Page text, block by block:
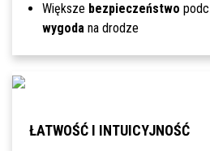
Większe bezpieczeństwo
wygodana drodze
ŁATWOŚĆ I INTUICYJNOŚĆ